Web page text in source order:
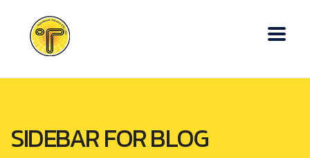
SIDEBAR FOR BLOG